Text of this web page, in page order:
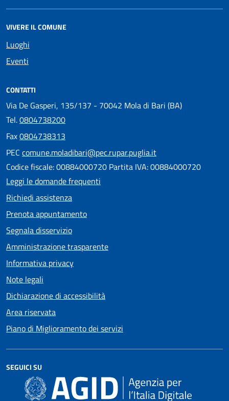
VIVERE IL COMUNE
Luoghi
Eventi
CONTATTI
Via De Gasperi, 135/137 - 70042 Mola di Bari (BA)
Tel.0804738200
Fax0804738313
PEC comune.moladibari@pec.rupar.puglia.it
Codice fiscale: 00884000720 Partita IVA: 00884000720
Leggi le domande frequenti
Richiedi assistenza
Prenota appuntamento
Segnala disservizio
Amministrazione trasparente
Informativa privacy
Note legali
Dichiarazione di accessibilità
Area riservata
Piano di Miglioramento dei servizi
SEGUICI SU